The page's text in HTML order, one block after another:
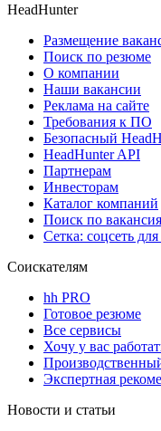
HeadHunter
Размещение
Поиск по резюме
О компании
Наши вакансии
Реклама на сайте
Требования к ПО
Безопасный
HeadHunter API
Партнерам
Инвесторам
Каталог компаний
Поиск по
Сетка: соцсеть
Соискателям
hh PRO
Готовое резюме
Все сервисы
Хочу у вас
Экспертная
Новости и статьи